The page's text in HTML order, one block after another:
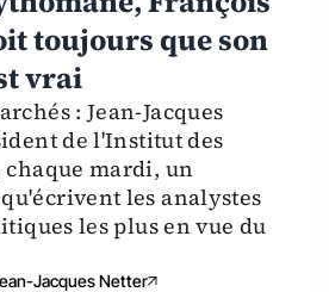
toujours que son
vrai
: Jean-Jacques
de l'Institut des
chaque mardi, un
les analystes
les plus en vue du
Jacques Netter